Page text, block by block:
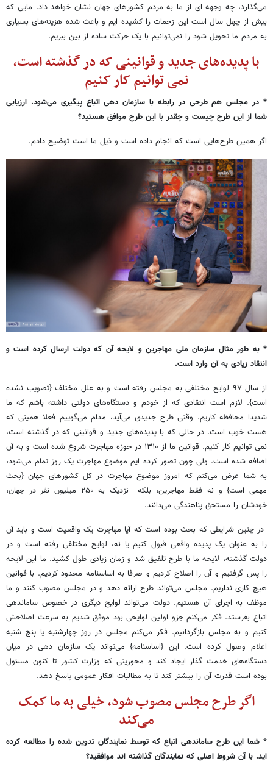
می‌گذارد، چه وجهه ای از ما به مردم کشورهای جهان نشان خواهد داد. مایی که
بیش از چهل سال است این زحمات را کشیده ایم و باعث شده هزینه‌های بسیاری
به مردم ما تحویل شود را نمی‌توانیم با یک حرکت ساده از بین ببریم.
با پدیده‌های جدید و قوانینی که در گذشته است،
نمی توانیم کار کنیم
* در مجلس هم طرحی در رابطه با سازمان دهی اتباع پیگیری می‌شود. ارزیابی
شما از این طرح چیست و چقدر با این طرح موافق هستید؟
اگر همین طرح‌هایی است که انجام داده است و ذیل ما است توضیح دادم.
* به طور مثال سازمان ملی مهاجرین و لایحه آن که دولت ارسال کرده است و
انتقاد زیادی به آن وارد است.
از سال ۹۷ لوایح مختلفی به مجلس رفته است و به علل مختلف {تصویب نشده
است}. لازم است انتقادی که از خودم و دستگاه‌های دولتی داشته باشم که ما
شدیدا محافظه کاریم. وقتی طرح جدیدی می‌آید، مدام می‌گوییم فعلا همینی که
هست خوب است. در حالی که با پدیده‌های جدید و قوانینی که در گذشته است،
نمی توانیم کار کنیم. قوانین ما از ۱۳۱۰ در حوزه مهاجرت شروع شده است و به آن
اضافه شده است. ولی چون تصور کرده ایم موضوع مهاجرت یک روز تمام می‌شود،
به شما عرض می‌کنم که امروز موضوع مهاجرت در کل کشورهای جهان {بحث
مهمی است}‌ و نه فقط مهاجرین، بلکه نزدیک به ۲۵۰ میلیون نفر در جهان،
خودشان را مستحق پناهندگی می‌دانند.
در چنین شرایطی که بحث بوده است که آیا مهاجرت یک واقعیت است و باید آن
را به عنوان یک پدیده واقعی قبول کنیم یا نه، لوایح مختلفی رفته است و در
دولت گذشته، لایحه ما با طرح تلفیق شد و زمان زیادی طول کشید. ما این لایحه
را پس گرفتیم و آن را اصلاح کردیم و صرفا به اساسنامه محدود کردیم. با قوانین
هیچ کاری نداریم. مجلس می‌تواند طرح ارائه دهد و در مجلس مصوب کنند و ما
موظف به اجرای آن هستیم. دولت می‌تواند لوایح دیگری در خصوص ساماندهی
اتباع بفرستد. فکر می‌کنم جزو اولین لوایحی بود موفق شدیم به سرعت اصلاحش
کنیم و به مجلس بازگردانیم. فکر می‌کنم مجلس در روز چهارشنبه یا پنج شنبه
اعلام وصول کرده است. این {اساسنامه} می‌تواند یک سازمان دهی در میان
دستگاه‌های خدمت گذار ایجاد کند و محوریتی که وزارت کشور تا کنون مسئول
بوده است قدرت آن را بیشتر کند تا به مطالبات افکار عمومی پاسخ دهد.
اگر طرح مجلس مصوب شود، خیلی به ما کمک
می‌کند
* شما این طرح ساماندهی اتباع که توسط نمایندگان تدوین شده را مطالعه کرده
اید. با آن شروط اصلی که نمایندگان گذاشته اند موافقید؟